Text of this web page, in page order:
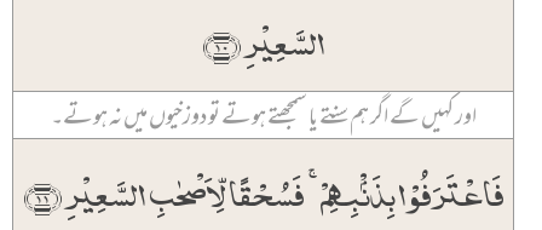
السَّعِیۡرِ ﴿۱۰﴾
اور کہیں گے اگر ہم سنتے یا سمجھتے ہوتے تو دوزخیوں میں نہ ہوتے۔
فَاعۡتَرَفُوۡا بِذَنۡۢبِہِمۡ ۚ فَسُحۡقًا لِّاَصۡحٰبِ السَّعِیۡرِ ﴿۱۱﴾